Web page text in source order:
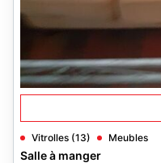
Vitrolles (13) Meubles
Salle à manger